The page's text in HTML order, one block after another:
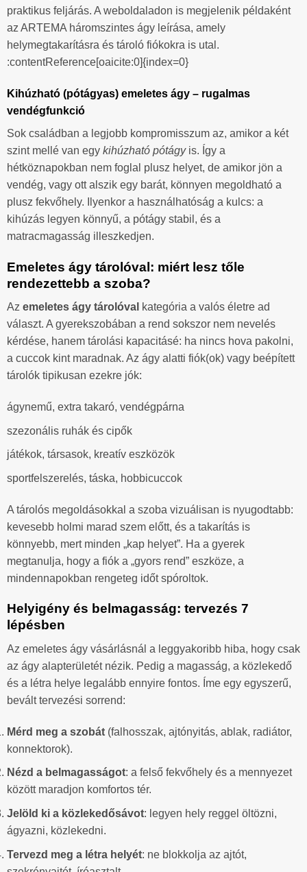
praktikus feljárás. A weboldaladon is megjelenik példaként
az ARTEMA háromszintes ágy leírása, amely
helymegtakarításra és tároló fiókokra is utal.
:contentReference[oaicite:0]{index=0}
Kihúzható (pótágyas) emeletes ágy – rugalmas
vendégfunkció
Sok családban a legjobb kompromisszum az, amikor a két
szint mellé van egy kihúzható pótágyis. Így a
hétköznapokban nem foglal plusz helyet, de amikor jön a
vendég, vagy ott alszik egy barát, könnyen megoldható a
plusz fekvőhely. Ilyenkor a használhatóság a kulcs: a
kihúzás legyen könnyű, a pótágy stabil, és a
matracmagasság illeszkedjen.
Emeletes ágy tárolóval: miért lesz tőle
rendezettebb a szoba?
Az emeletes ágy tárolóval kategória a valós életre ad
választ. A gyerekszobában a rend sokszor nem nevelés
kérdése, hanem tárolási kapacitásé: ha nincs hova pakolni,
a cuccok kint maradnak. Az ágy alatti fiók(ok) vagy beépített
tárolók tipikusan ezekre jók:
ágynemű, extra takaró, vendégpárna
szezonális ruhák és cipők
játékok, társasok, kreatív eszközök
sportfelszerelés, táska, hobbicuccok
A tárolós megoldásokkal a szoba vizuálisan is nyugodtabb:
kevesebb holmi marad szem előtt, és a takarítás is
könnyebb, mert minden „kap helyet”. Ha a gyerek
megtanulja, hogy a fiók a „gyors rend” eszköze, a
mindennapokban rengeteg időt spóroltok.
Helyigény és belmagasság: tervezés 7
lépésben
Az emeletes ágy vásárlásnál a leggyakoribb hiba, hogy csak
az ágy alapterületét nézik. Pedig a magasság, a közlekedő
és a létra helye legalább ennyire fontos. Íme egy egyszerű,
bevált tervezési sorrend:
Mérd meg a szobát (falhosszak, ajtónyitás, ablak, radiátor,
konnektorok).
Nézd a belmagasságot: a felső fekvőhely és a mennyezet
között maradjon komfortos tér.
Jelöld ki a közlekedősávot: legyen hely reggel öltözni,
ágyazni, közlekedni.
Tervezd meg a létra helyét: ne blokkolja az ajtót,